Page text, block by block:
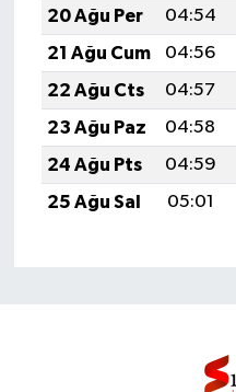
20 Ağu Per
04:54
21 Ağu Cum
04:56
22 Ağu Cts
04:57
23 Ağu Paz
04:58
24 Ağu Pts
04:59
25 Ağu Sal
05:01